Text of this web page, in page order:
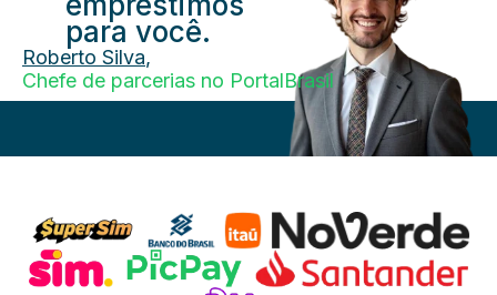
para você.
Roberto Silva,
Chefe de parcerias no PortalBrasil